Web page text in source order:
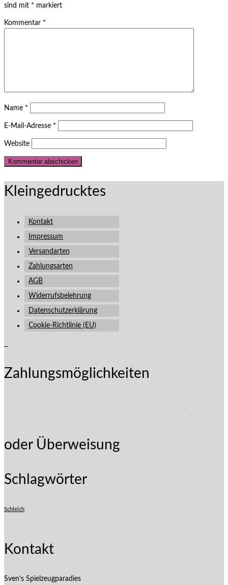
sind mit * markiert
Kommentar *
Name *
E-Mail-Adresse *
Website
Kleingedrucktes
Kontakt
Impressum
Versandarten
Zahlungsarten
AGB
Widerrufsbelehrung
Datenschutzerklärung
Cookie-Richtlinie (EU)
Zahlungsmöglichkeiten
oder Überweisung
Schlagwörter
Schleich
Kontakt
Sven’s Spielzeugparadies